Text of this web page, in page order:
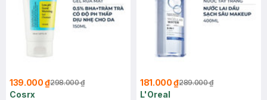
139.000 ₫298.000 ₫
Cosrx
181.000 ₫289.000 ₫
L'Oreal